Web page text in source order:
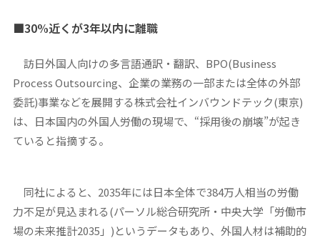
■30%近くが3年以内に離職
訪日外国人向けの多言語通訳・翻訳、BPO(Business
Process Outsourcing、企業の業務の一部または全体の外部
委託)事業などを展開する株式会社インバウンドテック(東京)
は、日本国内の外国人労働の現場で、“採用後の崩壊”が起き
ていると指摘する。
同社によると、2035年には日本全体で384万人相当の労働
力不足が見込まれる(パーソル総合研究所・中央大学「労働市
場の未来推計2035」)というデータもあり、外国人材は補助的